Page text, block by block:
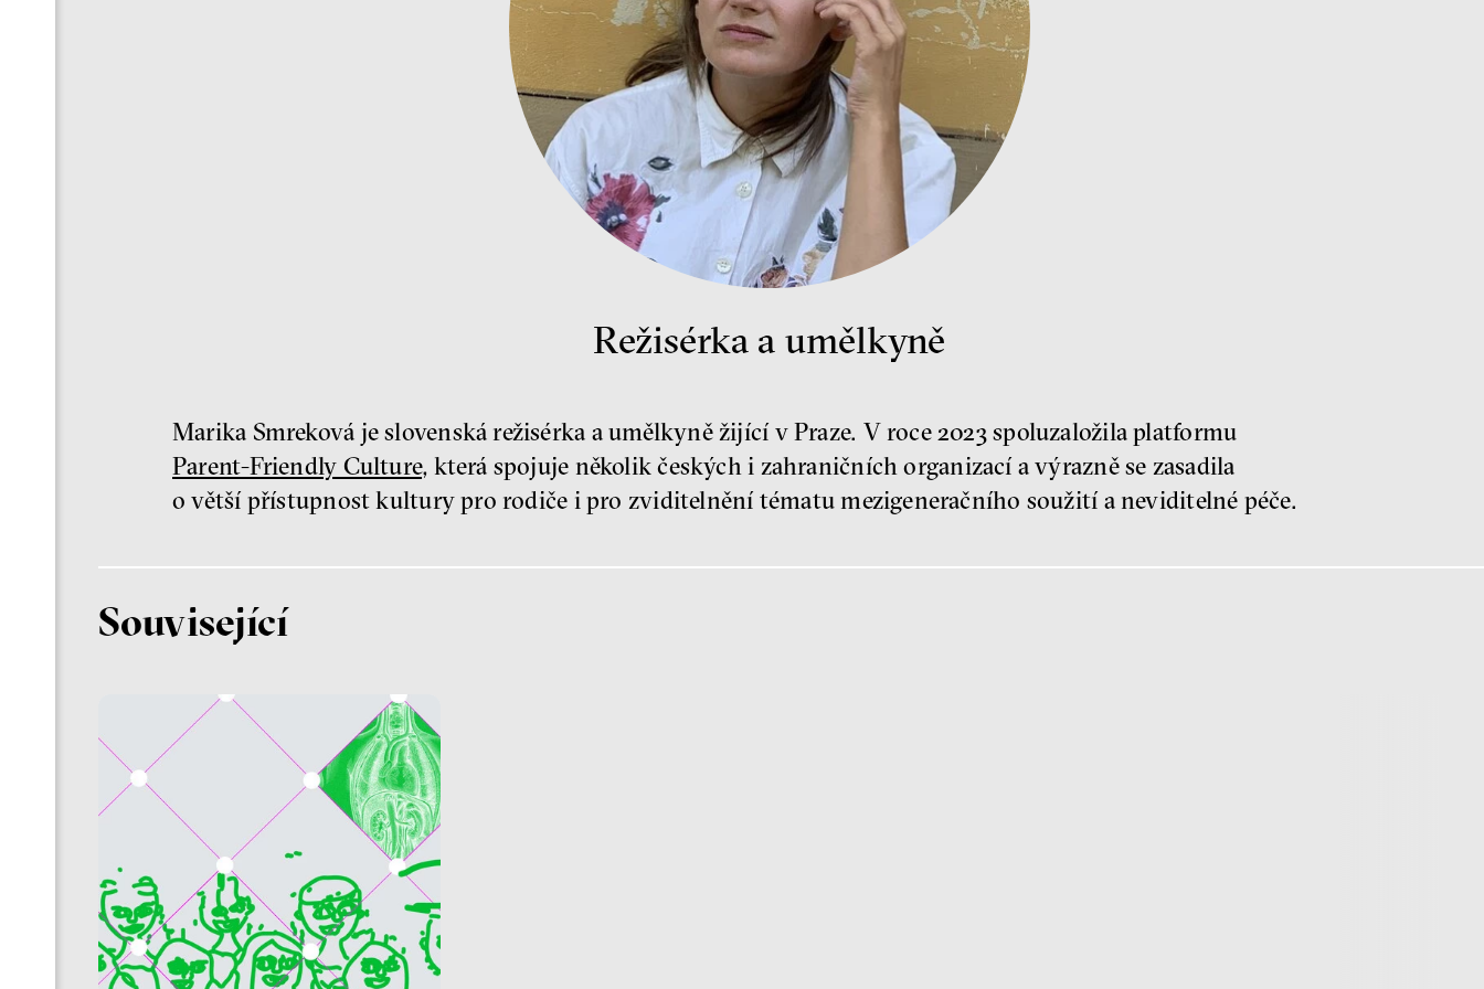
Režisérka a umělkyně
Marika Smreková je slovenská režisérka a umělkyně žijící v Praze. V roce 2023 spoluzaložila platformu
Parent-Friendly Culture, která spojuje několik českých i zahraničních organizací a výrazně se zasadila
o větší přístupnost kultury pro rodiče i pro zviditelnění tématu mezigeneračního soužití a neviditelné péče.
Související